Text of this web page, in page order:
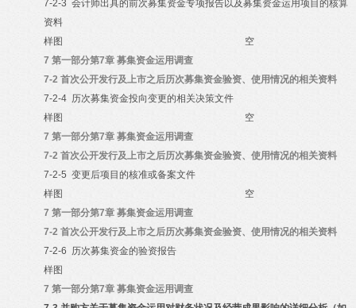
7-2-3 会计师出具的前次募集资金专项报告以及募集资金运用项目的核算
资料
样图
空
7 第一部分第7章 募集资金运用调查
7-2 首次公开发行及上市之后历次募集资金验资、使用情况的相关资料
7-2-4 历次募集资金投向变更的相关决策文件
样图
空
7 第一部分第7章 募集资金运用调查
7-2 首次公开发行及上市之后历次募集资金验资、使用情况的相关资料
7-2-5 变更后项目的核准或备案文件
样图
空
7 第一部分第7章 募集资金运用调查
7-2 首次公开发行及上市之后历次募集资金验资、使用情况的相关资料
7-2-6 历次募集资金的验资报告
样图
7 第一部分第7章 募集资金运用调查